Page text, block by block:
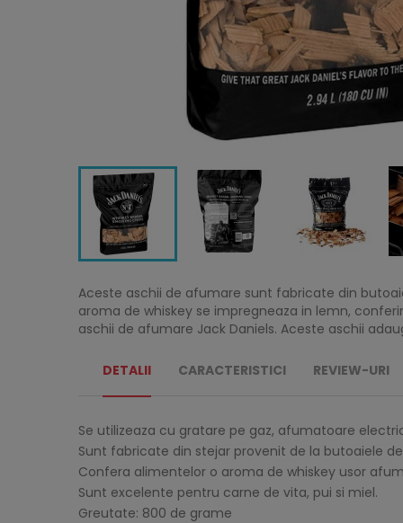
Aceste aschii de afumare sunt fabricate din
aroma de whiskey se impregneaza in lemn,
aschii de afumare Jack Daniels. Aceste aschii
DETALII CARACTERISTICI REVIEW-URI
Se utilizeaza cu gratare pe gaz, afumatoare
Sunt fabricate din stejar provenit de la butoaiele
Confera alimentelor o aroma de whiskey usor
Sunt excelente pentru carne de vita, pui si miel.
Greutate: 800 de grame